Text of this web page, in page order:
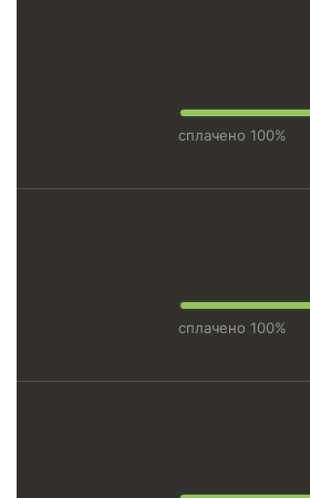
сплачено 100%
сплачено 100%